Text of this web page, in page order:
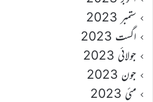
ستمبر 2023
اگست 2023
جولائی 2023
جون 2023
مئی 2023